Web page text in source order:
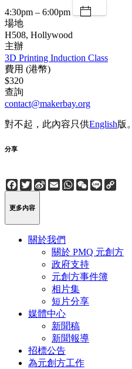
4:30pm – 6:00pm
場地
H508, Hollywood
主辦
3D Printing Induction Class
費用 (港幣)
$320
查詢
contact@makerbay.org
對不起，此內容只供English版。
分享
Facebook
Twitter
Sina
Weibo
EmailWhatsApp
WeChat
Line
更多內容
關於我們
關於 PMQ 元創方
政府支持
元創方事件簿
相片集
短片分享
媒體中心
新聞稿
新聞報導
招標公告
為元創方工作